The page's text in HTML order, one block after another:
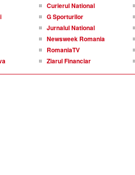
Curierul National
G Sporturilor
Jurnalul National
Newsweek Romania
RomaniaTV
Ziarul Financiar